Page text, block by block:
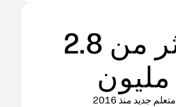
أكثر من 2.8
مليون
متعلم جديد منذ 2016